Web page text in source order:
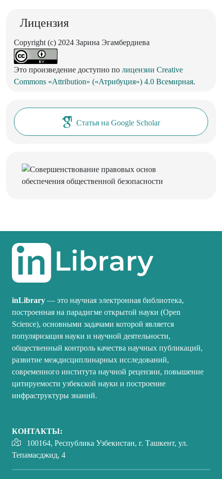
Лицензия
Copyright (c) 2024 Зарина Эгамбердиева
Это произведение доступно по лицензии Creative
Commons «Attribution» («Атрибуция») 4.0 Всемирная.
Статья на Google Scholar
inLibrary — это научная электронная библиотека,
построенная на парадигме открытой науки (Open
Science), основными задачами которой является
популяризация науки и научной деятельности,
общественный контроль качества научных публикаций,
развитие междисциплинарных исследований,
современного института научной рецензии, повышение
цитируемости узбекской науки и построение
инфраструктуры знаний.
КОНТАКТЫ:
100164, Республика Узбекистан, г. Ташкент, ул.
Тепамасджид, 4